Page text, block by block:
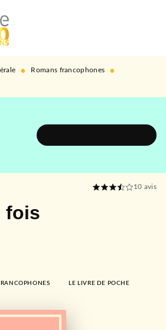
• Romans francophones •
10 avis
fois
LE LIVRE DE POCHE